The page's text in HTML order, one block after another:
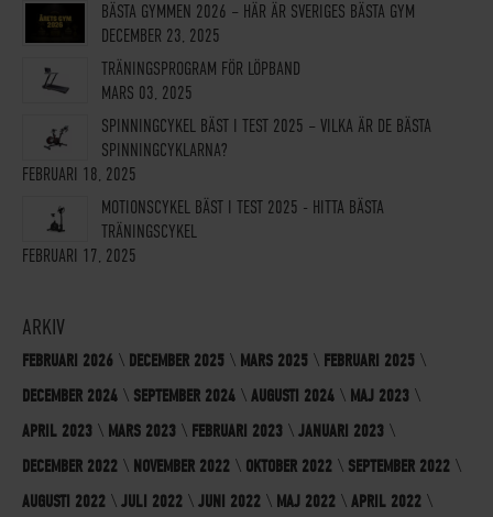
BÄSTA GYMMEN 2026 – HÄR ÄR SVERIGES BÄSTA GYM
DECEMBER 23, 2025
TRÄNINGSPROGRAM FÖR LÖPBAND
MARS 03, 2025
SPINNINGCYKEL BÄST I TEST 2025 – VILKA ÄR DE BÄSTA
SPINNINGCYKLARNA?
FEBRUARI 18, 2025
MOTIONSCYKEL BÄST I TEST 2025 - HITTA BÄSTA
TRÄNINGSCYKEL
FEBRUARI 17, 2025
ARKIV
FEBRUARI 2026 DECEMBER 2025 MARS 2025
FEBRUARI 2025
DECEMBER 2024
SEPTEMBER 2024 AUGUSTI 2024
MAJ 2023
APRIL 2023
MARS 2023 FEBRUARI 2023
JANUARI 2023
DECEMBER 2022
NOVEMBER 2022 OKTOBER 2022
SEPTEMBER 2022
AUGUSTI 2022
JULI 2022 JUNI 2022 MAJ 2022
APRIL 2022